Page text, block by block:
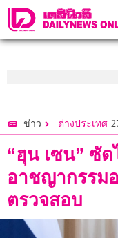
ข่าว ต่างประเทศ
“ฮุน เซน” ซั
อาชญากรรม
ตรวจสอบ